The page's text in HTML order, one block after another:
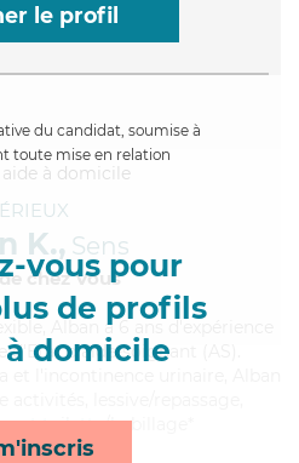
le profil
du candidat, soumise à
toute mise en relation
vous pour
de profils
à domicile
K., Sens
chez Vous
Alban a 6 ans d'expérience
d'Etat d'aide-soignant (AS).
et toilette/habillage*